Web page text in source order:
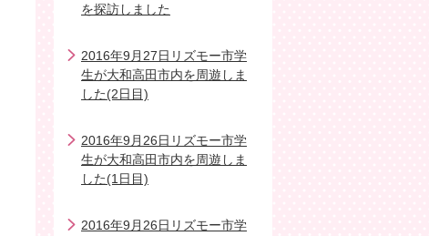
を探訪しました
2016年9月27日リズモー市学
生が大和高田市内を周遊しま
した(2日目)
2016年9月26日リズモー市学
生が大和高田市内を周遊しま
した(1日目)
2016年9月26日リズモー市学